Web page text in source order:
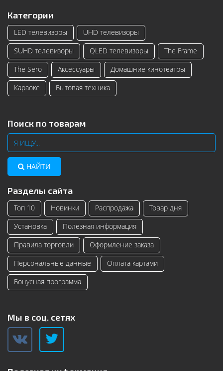
Категории
LED телевизоры
UHD телевизоры
SUHD телевизоры
QLED телевизоры
The Frame
The Sero
Аксессуары
Домашние кинотеатры
Караоке
Бытовая техника
Поиск по товарам
НАЙТИ
Разделы сайта
Топ 10 Новинки Распродажа
Товар дня
Установка
Полезная информация
Правила торговли
Оформление заказа
Персональные данные
Оплата картами
Бонусная программа
Мы в соц. сетях